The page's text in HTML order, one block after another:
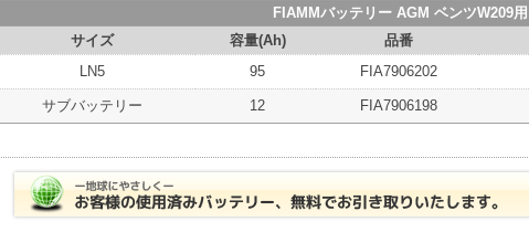
FIAMMバッテリー AGM ベンツW209用
サイズ
容量(Ah) 品番
LN5
95 FIA7906202
サブバッテリー 12 FIA7906198